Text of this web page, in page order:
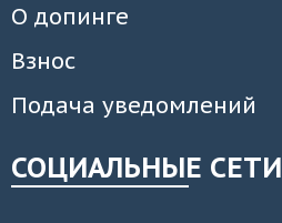
О допинге
Взнос
Подача уведомлений
СОЦИАЛЬНЫЕ СЕТИ